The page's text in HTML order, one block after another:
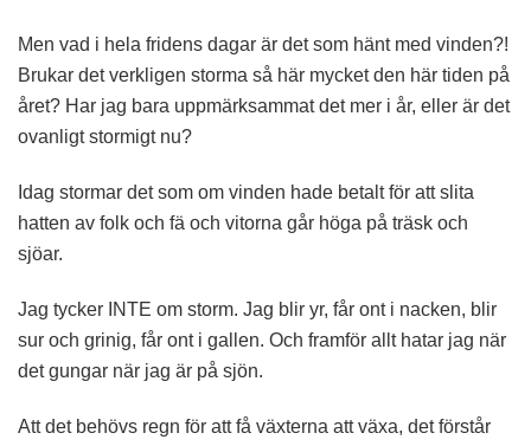
Men vad i hela fridens dagar är det som hänt med vinden?!
Brukar det verkligen storma så här mycket den här tiden på
året? Har jag bara uppmärksammat det mer i år, eller är det
ovanligt stormigt nu?
Idag stormar det som om vinden hade betalt för att slita
hatten av folk och fä och vitorna går höga på träsk och
sjöar.
Jag tycker INTE om storm. Jag blir yr, får ont i nacken, blir
sur och grinig, får ont i gallen. Och framför allt hatar jag när
det gungar när jag är på sjön.
Att det behövs regn för att få växterna att växa, det förstår